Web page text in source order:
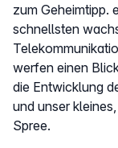
zum Geheimtipp.
schnellsten
werfen einen
die Entwicklung
und unser
Spree.